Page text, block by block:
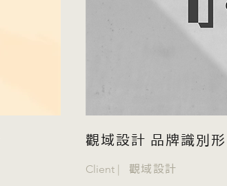
觀域設計 品牌識別
Client | 觀域設計